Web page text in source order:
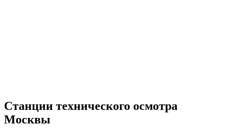
Станции технического осмотра
Москвы